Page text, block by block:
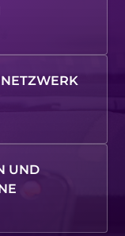
UND